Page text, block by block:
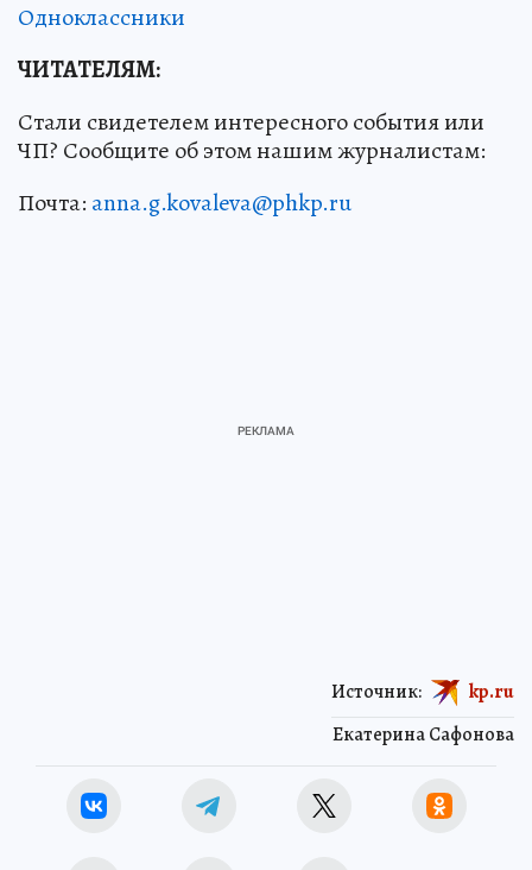
Одноклассники
ЧИТАТЕЛЯМ:
Стали свидетелем интересного события или
ЧП? Сообщите об этом нашим журналистам:
Почта: anna.g.kovaleva@phkp.ru
Екатерина Сафонова
Источник: kp.ru